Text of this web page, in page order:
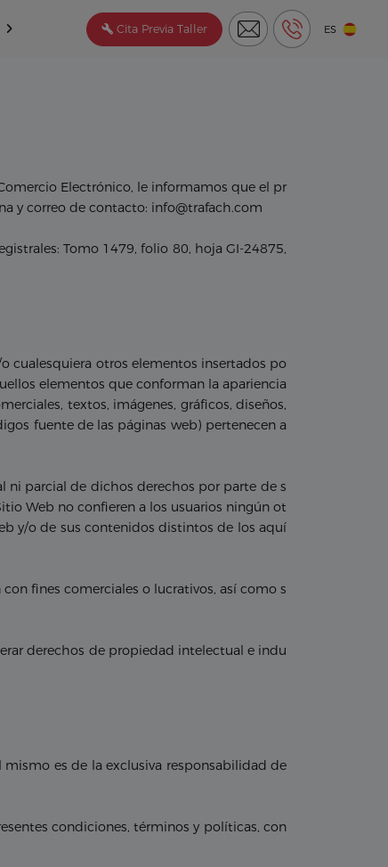
Cita Previa Taller ES
Electrónico, le informamos que el pr
y correo de contacto: info@trafach.com
Tomo 1479, folio 80, hoja GI-24875,
cualesquiera otros elementos insertados po
elementos que conforman la apariencia
textos, imágenes, gráficos, diseños,
fuente de las páginas web) pertenecen a
ni parcial de dichos derechos por parte de s
Web no confieren a los usuarios ningún ot
y/o de sus contenidos distintos de los aquí
fines comerciales o lucrativos, así como s
derechos de propiedad intelectual e indu
es de la exclusiva responsabilidad de
condiciones, términos y políticas, con